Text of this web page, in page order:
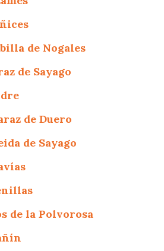
de Nogales
de Sayago
de Duero
de Sayago
de la Polvorosa